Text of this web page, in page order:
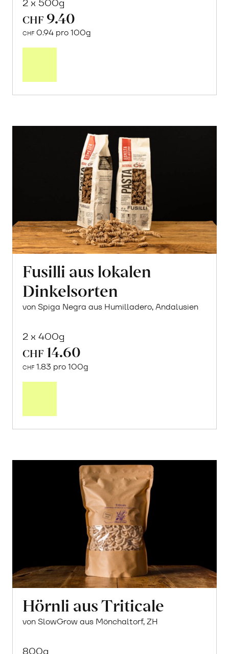
2 x 500g
CHF 9.40
CHF 0.94 pro 100g
Fusilli aus lokalen
Dinkelsorten
von Spiga Negra aus Humilladero, Andalusien
2 x 400g
CHF 14.60
CHF 1.83 pro 100g
Hörnli aus Triticale
von SlowGrow aus Mönchaltorf, ZH
800g